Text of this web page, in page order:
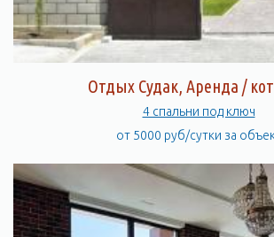
Отдых Судак, Аренда /
4 спальни под ключ
от 5000 руб/сутки за